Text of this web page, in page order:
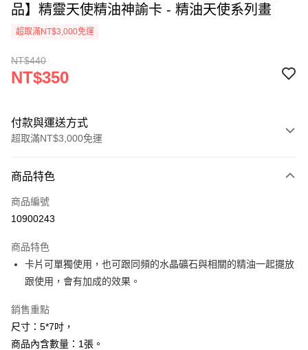
品】精靈天使精油神諭卡 - 精油天使系列畫
超取滿NT$3,000免運
NT$440
NT$350
付款與運送方式
超取滿NT$3,000免運
信用卡一次付款
超商取貨付款
Apple Pay
街口支付
悠遊付
ATM付款
商品特色
商品編號
10900243
商品特色
卡片可單獨使用，也可跟同頻的水晶礦石與相關的精油一起擺放
跟使用，會有加成的效果。
銷售重點
尺寸：5*7吋，
商品內含數量：1張。